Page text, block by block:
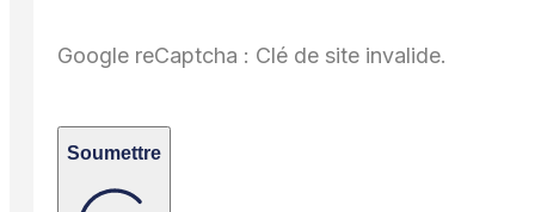
Google reCaptcha : Clé de site invalide.
Soumettre